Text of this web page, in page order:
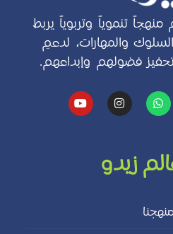
تنموياً وتربوياً يربط
والمهارات، لدعمِ
فضولهم وإبداعهم.
زيدو
منهجنا